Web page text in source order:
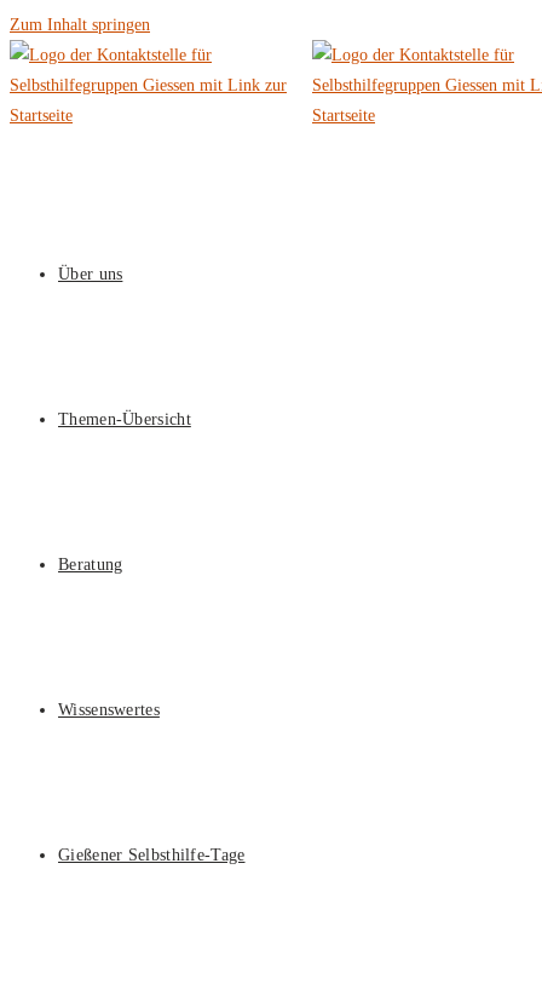
Zum Inhalt springen
Über uns
Themen-Übersicht
Beratung
Wissenswertes
Gießener Selbsthilfe-Tage